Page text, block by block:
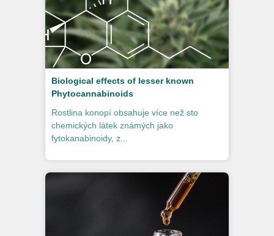
Biological effects of lesser known
Phytocannabinoids
Rostlina konopí obsahuje více než sto
chemických látek známých jako
fytokanabinoidy, z...